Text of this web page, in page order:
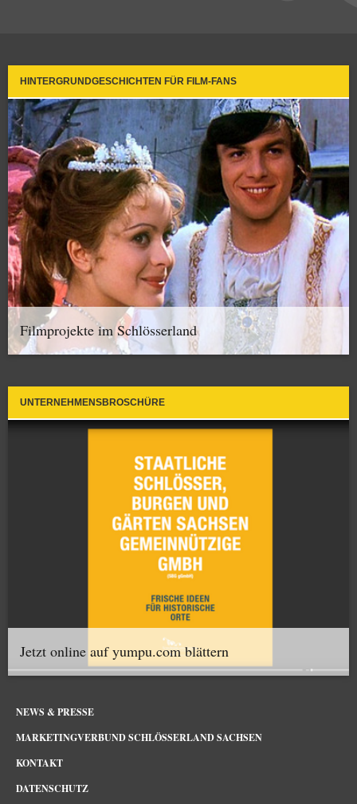
HINTERGRUNDGESCHICHTEN FÜR FILM-FANS
Filmprojekte im Schlösserland
UNTERNEHMENSBROSCHÜRE
Jetzt online auf yumpu.com blättern
NEWS & PRESSE
MARKETINGVERBUND SCHLÖSSERLAND SACHSEN
KONTAKT
DATENSCHUTZ